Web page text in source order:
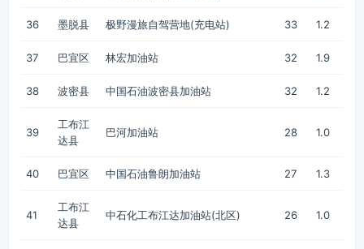
36 墨脱县 极野漫旅自驾营地(充电站) 33 1.2
37 巴宜区 林宏加油站 32 1.9
38 波密县 中国石油波密县加油站 32 1.2
39
工布江
达县
巴河加油站 28 1.0
40 巴宜区 中国石油鲁朗加油站 27 1.3
41
工布江
达县
中石化工布江达加油站(北区) 26 1.0